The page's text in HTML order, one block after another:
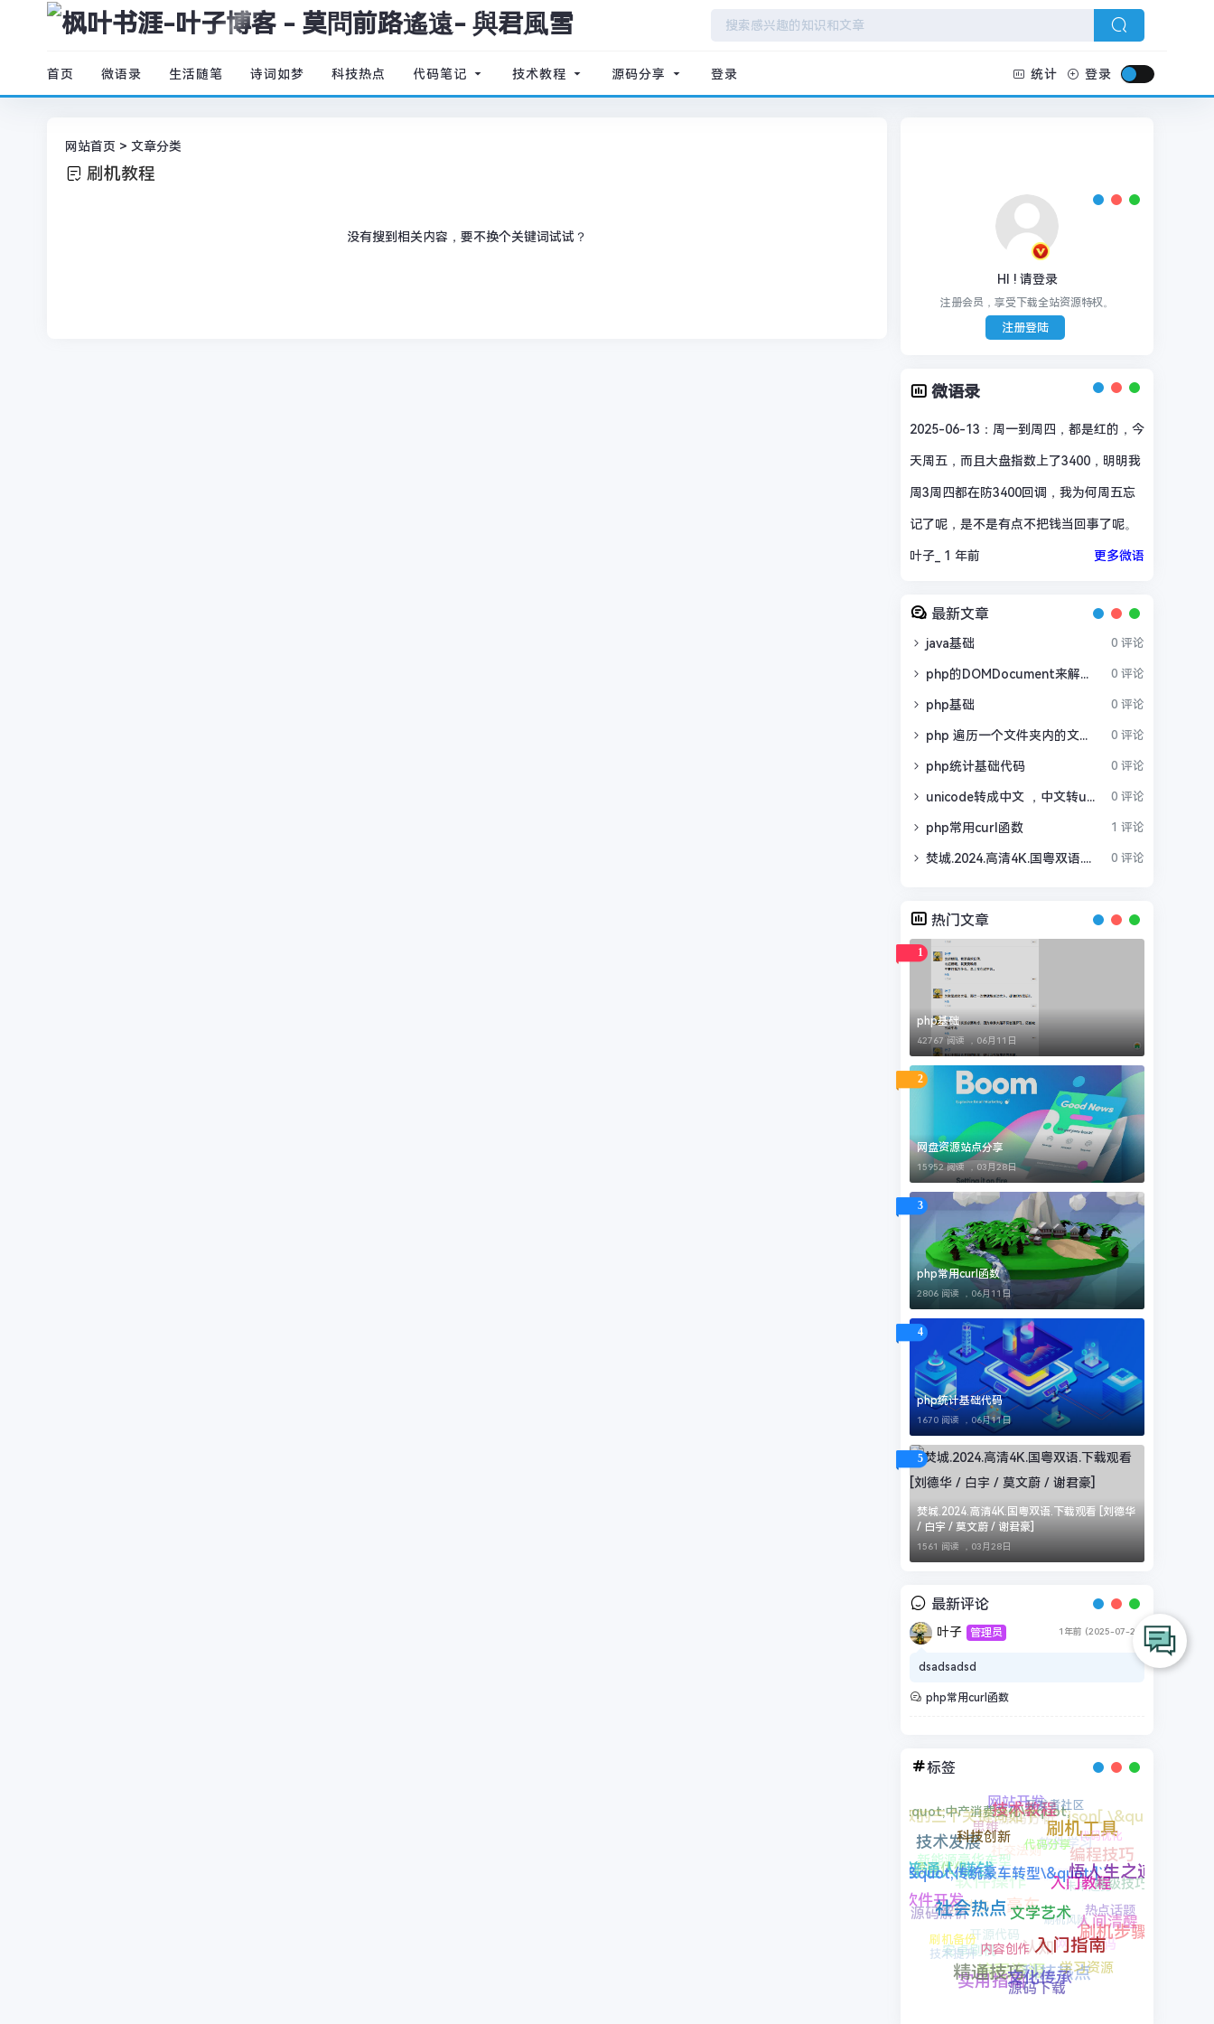
首页 微语录 生活随笔 诗词如梦 科技热点 代码笔记 技术教程 源码分享 登录 统计 登录
网站首页 > 文章分类
刷机教程
没有搜到相关内容，要不换个关键词试试？
HI ! 请登录
注册会员，享受下载全站资源特权。
注册登陆
微语录
2025-06-13：周一到周四，都是红的，今
天周五，而且大盘指数上了3400，明明我
周3周四都在防3400回调，我为何周五忘
记了呢，是不是有点不把钱当回事了呢。
叶子_ 1 年前 更多微语
最新文章
java基础 0 评论
php的DOMDocument来解析HTML，实现豆瓣信息爬虫 0 评论
php基础 0 评论
php 遍历一个文件夹内的文件和里面文件夹的文件 0 评论
php统计基础代码 0 评论
unicode转成中文 ，中文转unicode 0 评论
php常用curl函数 1 评论
焚城.2024.高清4K.国粤双语.下载观看 [刘德华 / 白宇 / 莫文蔚 / 谢君豪] 0 评论
热门文章
1
php基础
42767 阅读 ， 06月11日
2
网盘资源站点分享
15952 阅读 ， 03月28日
3
php常用curl函数
2806 阅读 ， 06月11日
4
php统计基础代码
1670 阅读 ， 06月11日
5
焚城.2024.高清4K.国粤双语.下载观看 [刘德华
/ 白宇 / 莫文蔚 / 谢君豪]
1561 阅读 ， 03月28日
最新评论
叶子 管理员 1年前 (2025-07-28)
dsadsadsd
php常用curl函数
标签
思维
新能源豪华车型
源码优化
技术发展
\&quot;中产消费变化\&quot;
网站开发
源码分析
社交法则
软件操作
行业动态
源码解析
软件开发
普通人赚钱
科技创新
技术教程
开发者社区 根据上文提取的三个关键词如下：
软件学习
PC源码
豪车
开源代码
安卓刷机
技术提升
刷机备份
社会热点
\&quot;传统豪车转型\&quot;]```
代码分享
刷机工具
代码优化
编程技巧
未来趋势
刷机风险
认知
编程资源
实用指南
精通技巧
内容创作
文学艺术
入门教程
悟人生之道
高级技巧
热点话题
网站源码
科技热点
源码下载
文化传承
入门指南
人间清醒
刷机步骤
学习资源